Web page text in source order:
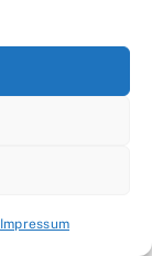
Impressum
richtige
also